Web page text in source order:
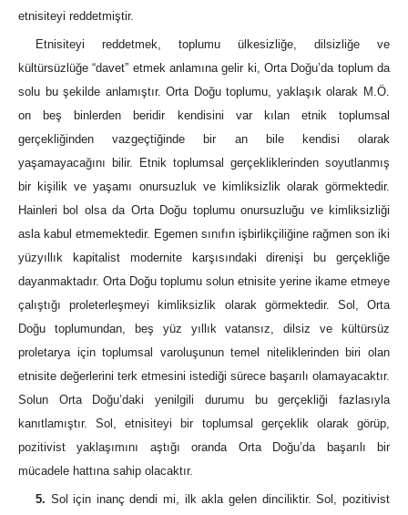
etnisiteyi reddetmiştir.
Etnisiteyi reddetmek, toplumu ülkesizliğe, dilsizliğe ve
kültürsüzlüğe “davet” etmek anlamına gelir ki, Orta Doğu’da toplum da
solu bu şekilde anlamıştır. Orta Doğu toplumu, yaklaşık olarak M.Ö.
on beş binlerden beridir kendisini var kılan etnik toplumsal
gerçekliğinden vazgeçtiğinde bir an bile kendisi olarak
yaşamayacağını bilir. Etnik toplumsal gerçekliklerinden soyutlanmış
bir kişilik ve yaşamı onursuzluk ve kimliksizlik olarak görmektedir.
Hainleri bol olsa da Orta Doğu toplumu onursuzluğu ve kimliksizliği
asla kabul etmemektedir. Egemen sınıfın işbirlikçiliğine rağmen son iki
yüzyıllık kapitalist modernite karşısındaki direnişi bu gerçekliğe
dayanmaktadır. Orta Doğu toplumu solun etnisite yerine ikame etmeye
çalıştığı proleterleşmeyi kimliksizlik olarak görmektedir. Sol, Orta
Doğu toplumundan, beş yüz yıllık vatansız, dilsiz ve kültürsüz
proletarya için toplumsal varoluşunun temel niteliklerinden biri olan
etnisite değerlerini terk etmesini istediği sürece başarılı olamayacaktır.
Solun Orta Doğu’daki yenilgili durumu bu gerçekliği fazlasıyla
kanıtlamıştır. Sol, etnisiteyi bir toplumsal gerçeklik olarak görüp,
pozitivist yaklaşımını aştığı oranda Orta Doğu’da başarılı bir
mücadele hattına sahip olacaktır.
5. Sol için inanç dendi mi, ilk akla gelen dinciliktir. Sol, pozitivist